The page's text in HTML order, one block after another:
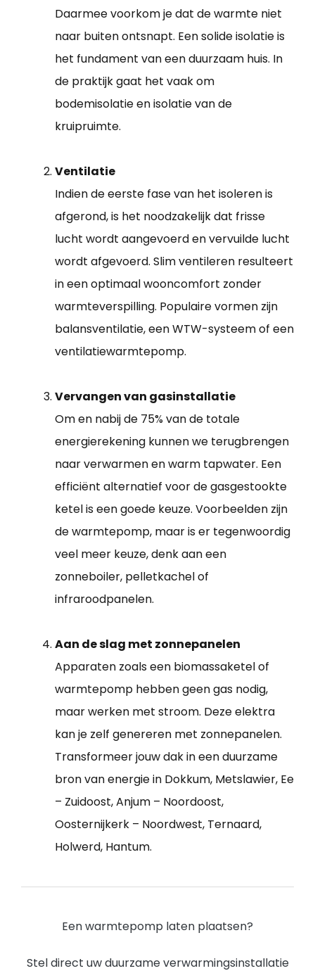
Daarmee voorkom je dat de warmte niet
naar buiten ontsnapt. Een solide isolatie is
het fundament van een duurzaam huis. In
de praktijk gaat het vaak om
bodemisolatie en isolatie van de
kruipruimte.
Ventilatie
Indien de eerste fase van het isoleren is
afgerond, is het noodzakelijk dat frisse
lucht wordt aangevoerd en vervuilde lucht
wordt afgevoerd. Slim ventileren resulteert
in een optimaal wooncomfort zonder
warmteverspilling. Populaire vormen zijn
balansventilatie, een WTW-systeem of een
ventilatiewarmtepomp.
Vervangen van gasinstallatie
Om en nabij de 75% van de totale
energierekening kunnen we terugbrengen
naar verwarmen en warm tapwater. Een
efficiënt alternatief voor de gasgestookte
ketel is een goede keuze. Voorbeelden zijn
de warmtepomp, maar is er tegenwoordig
veel meer keuze, denk aan een
zonneboiler, pelletkachel of
infraroodpanelen.
Aan de slag met zonnepanelen
Apparaten zoals een biomassaketel of
warmtepomp hebben geen gas nodig,
maar werken met stroom. Deze elektra
kan je zelf genereren met zonnepanelen.
Transformeer jouw dak in een duurzame
bron van energie in Dokkum, Metslawier, Ee
– Zuidoost, Anjum – Noordoost,
Oosternijkerk – Noordwest, Ternaard,
Holwerd, Hantum.
Een warmtepomp laten plaatsen?
Stel direct uw duurzame verwarmingsinstallatie